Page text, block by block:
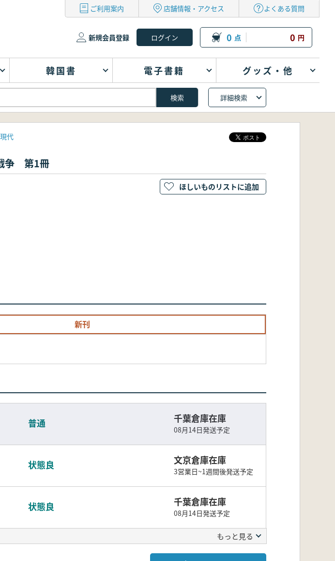
ご利用案内 店舗情報・アクセス よくある質問
新規会員登録 0 点 0 円
韓国書 電子書籍 グッズ・他
詳細検索
代
争 第1冊
新刊
普通 千葉倉庫在庫
08月14日発送予定
状態良 文京倉庫在庫
3営業日~1週間後発送予定
状態良 千葉倉庫在庫
08月14日発送予定
もっと見る
ほしいものリストに追加